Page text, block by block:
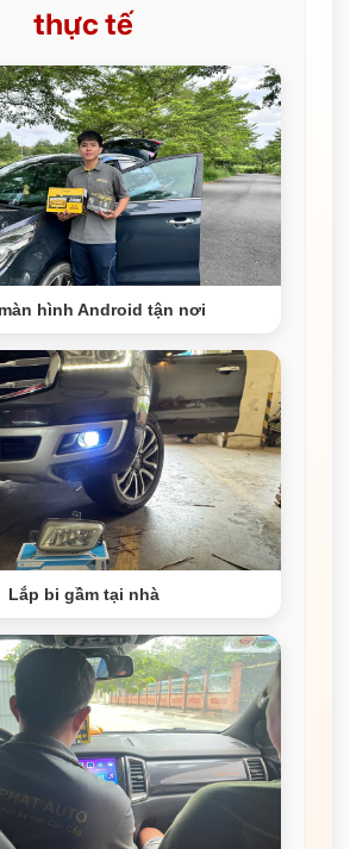
thực tế
hình Android tận nơi
Lắp bi gầm tại nhà